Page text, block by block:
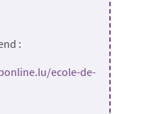
:
ecole-de-